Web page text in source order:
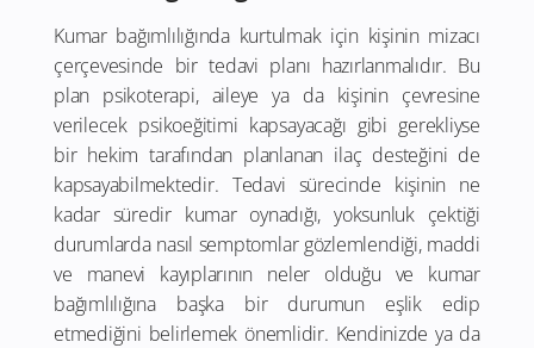
Kumar bağımlılığında kurtulmak için kişinin mizacı
çerçevesinde bir tedavi planı hazırlanmalıdır. Bu
plan psikoterapi, aileye ya da kişinin çevresine
verilecek psikoeğitimi kapsayacağı gibi gerekliyse
bir hekim tarafından planlanan ilaç desteğini de
kapsayabilmektedir. Tedavi sürecinde kişinin ne
kadar süredir kumar oynadığı, yoksunluk çektiği
durumlarda nasıl semptomlar gözlemlendiği, maddi
ve manevi kayıplarının neler olduğu ve kumar
bağımlılığına başka bir durumun eşlik edip
etmediğini belirlemek önemlidir. Kendinizde ya da